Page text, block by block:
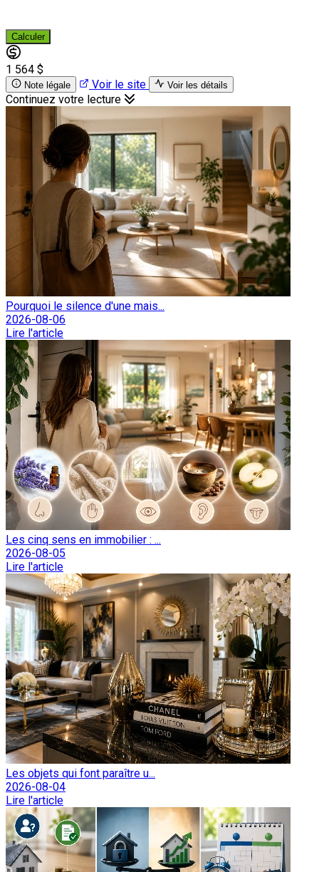
Calculer
1 564 $
Note légale Voir le site Voir les détails
Continuez votre lecture
Pourquoi le silence d'une mais...
2026-08-06
Lire l'article
Les cinq sens en immobilier : ...
2026-08-05
Lire l'article
Les objets qui font paraître u...
2026-08-04
Lire l'article